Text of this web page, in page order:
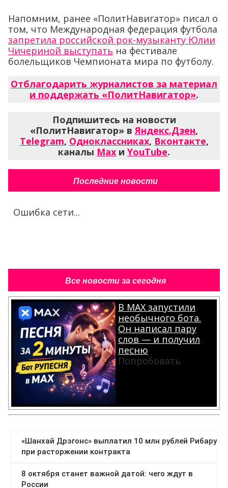
Напомним, ранее «ПолитНавигатор» писал о
том, что Международная федерация футбола
запретила российской рок-музыканту Юлии
Чичериной выступать на фестивале
болельщиков Чемпионата мира по футболу.
Отблагодарить журналистов за материал
и поддержать «ПолитНавигатор».
Подпишитесь на новости
«ПолитНавигатор» вЯндекс.Дзен,
Telegram, Одноклассниках, Вконтакте,
каналы Max и YouTube.
Последние новости
Ошибка сети...
Все новости за сегодня
В MAX запустили
необычного бота.
Он написал пару
слов — и получил
песню
Попробовать